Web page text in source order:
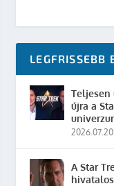
LEGFRISSEBB
újra a
2026.07.20.
A Star